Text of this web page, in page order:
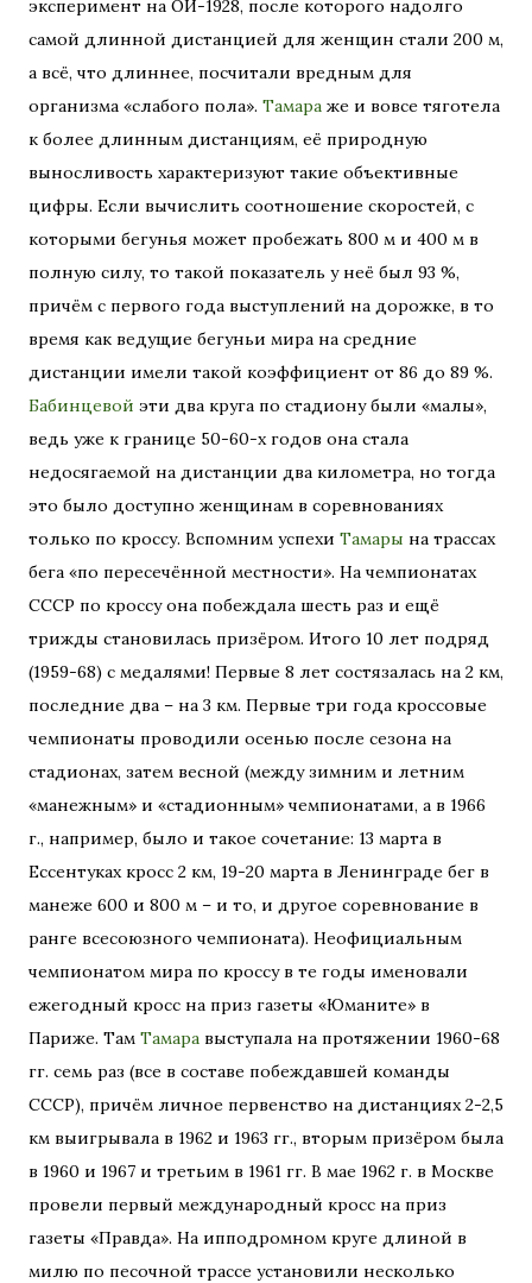
эксперимент на ОИ-1928, после которого надолго
самой длинной дистанцией для женщин стали 200 м,
а всё, что длиннее, посчитали вредным для
организма «слабого пола». Тамара же и вовсе тяготела
к более длинным дистанциям, её природную
выносливость характеризуют такие объективные
цифры. Если вычислить соотношение скоростей, с
которыми бегунья может пробежать 800 м и 400 м в
полную силу, то такой показатель у неё был 93 %,
причём с первого года выступлений на дорожке, в то
время как ведущие бегуньи мира на средние
дистанции имели такой коэффициент от 86 до 89 %.
Бабинцевой эти два круга по стадиону были «малы»,
ведь уже к границе 50-60-х годов она стала
недосягаемой на дистанции два километра, но тогда
это было доступно женщинам в соревнованиях
только по кроссу. Вспомним успехи Тамары на трассах
бега «по пересечённой местности». На чемпионатах
СССР по кроссу она побеждала шесть раз и ещё
трижды становилась призёром. Итого 10 лет подряд
(1959-68) с медалями! Первые 8 лет состязалась на 2 км,
последние два – на 3 км. Первые три года кроссовые
чемпионаты проводили осенью после сезона на
стадионах, затем весной (между зимним и летним
«манежным» и «стадионным» чемпионатами, а в 1966
г., например, было и такое сочетание: 13 марта в
Ессентуках кросс 2 км, 19-20 марта в Ленинграде бег в
манеже 600 и 800 м – и то, и другое соревнование в
ранге всесоюзного чемпионата). Неофициальным
чемпионатом мира по кроссу в те годы именовали
ежегодный кросс на приз газеты «Юманите» в
Париже. Там Тамара выступала на протяжении 1960-68
гг. семь раз (все в составе побеждавшей команды
СССР), причём личное первенство на дистанциях 2-2,5
км выигрывала в 1962 и 1963 гг., вторым призёром была
в 1960 и 1967 и третьим в 1961 гг. В мае 1962 г. в Москве
провели первый международный кросс на приз
газеты «Правда». На ипподромном круге длиной в
милю по песочной трассе установили несколько